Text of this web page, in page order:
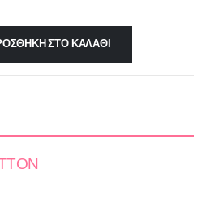
ΣΤΟ ΚΑΛΆΘΙ